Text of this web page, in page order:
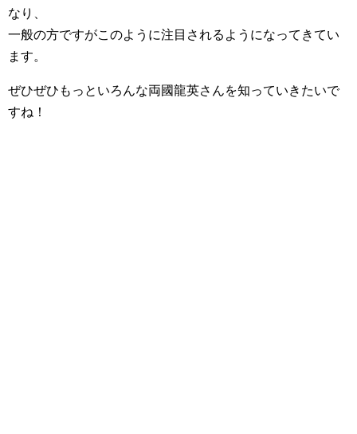
なり、
一般の方ですがこのように注目されるようになってきてい
ます。
ぜひぜひもっといろんな両國龍英さんを知っていきたいで
すね！